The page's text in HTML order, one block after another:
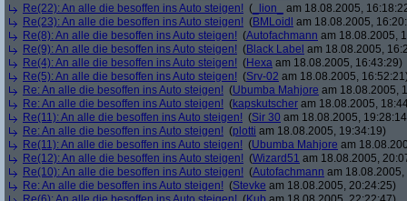
Re(22): An alle die besoffen ins Auto steigen! ( _lion_
am 18.08.2005,
Re(23): An alle die besoffen ins Auto steigen! (BMLoidl am 18.08.2005,
Re(8): An alle die besoffen ins Auto steigen! (Autofachmann am 18.08.2005,
Re(9): An alle die besoffen ins Auto steigen! (Black Label am 18.08.2005,
Re(4): An alle die besoffen ins Auto steigen! (Hexa am 18.08.2005, 16:43:29)
Re(5): An alle die besoffen ins Auto steigen! (Srv-02 am 18.08.2005,
Re: An alle die besoffen ins Auto steigen! (Ubumba Mahjore am 18.08.2005,
Re: An alle die besoffen ins Auto steigen! (kapskutscher am 18.08.2005,
Re(11): An alle die besoffen ins Auto steigen! (Sir 30 am 18.08.2005,
Re: An alle die besoffen ins Auto steigen! (plotti am 18.08.2005, 19:34:19)
Re(11): An alle die besoffen ins Auto steigen! (Ubumba Mahjore am
Re(12): An alle die besoffen ins Auto steigen! (Wizard51 am 18.08.2005,
Re(10): An alle die besoffen ins Auto steigen! (Autofachmann am
Re: An alle die besoffen ins Auto steigen! (Stevke am 18.08.2005, 20:24:25)